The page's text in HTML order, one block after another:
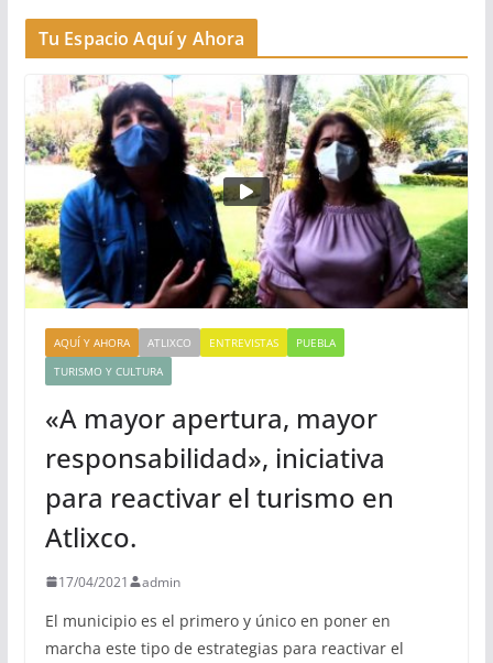
Tu Espacio Aquí y Ahora
AQUÍ Y AHORA ATLIXCO ENTREVISTAS
PUEBLA
TURISMO Y CULTURA
«A mayor apertura, mayor
responsabilidad», iniciativa
para reactivar el turismo en
Atlixco.
17/04/2021 admin
El municipio es el primero y único en poner en
marcha este tipo de estrategias para reactivar el